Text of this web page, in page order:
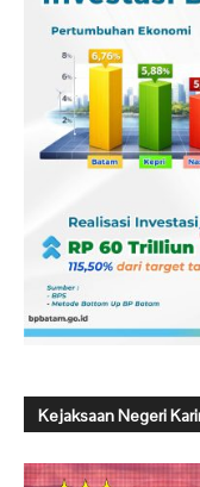
Kejaksaan Negeri